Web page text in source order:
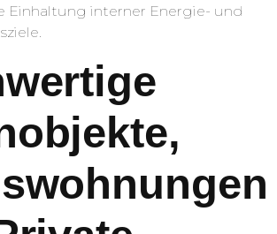
Einhaltung interner Energie- und